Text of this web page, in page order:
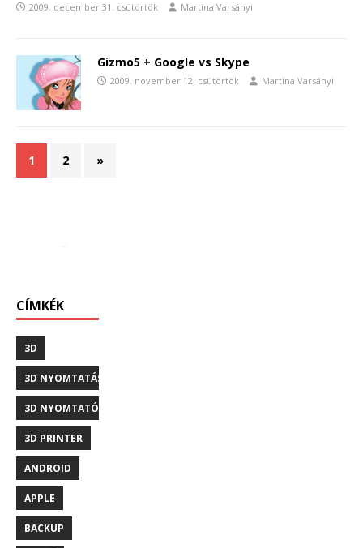
2009. december 31. csütörtök Martina Varsányi
Gizmo5 + Google vs Skype
2009. november 12. csütörtök Martina Varsányi
1 2 »
CÍMKÉK
3D
3D NYOMTATÁS
3D NYOMTATÓ
3D PRINTER
ANDROID
APPLE
BACKUP